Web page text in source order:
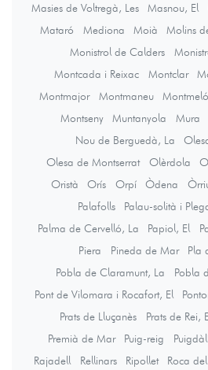
Masies de Voltregà, Les
Masnou, El
Mataró
Mediona Moià Molins
Monistrol de Calders
Montcada i Reixac
Montclar
Montmajor
Montmaneu Montmeló
Montseny
Muntanyola Mura
Nou de Berguedà, La
Olesa de Montserrat
Olèrdola
Oristà
Orís Orpí Òdena
Palafolls
Palau-solità i
Palma de Cervelló, La
Papiol, El
Piera
Pineda de Mar
Pla
Pobla de Claramunt, La
Pobla
Pont de Vilomara i Rocafort, El
Prats de Lluçanès
Prats de Rei,
Premià de Mar
Puig-reig
Rajadell
Rellinars Ripollet Roca